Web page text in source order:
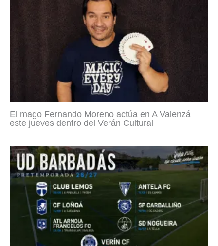
El mago Fernando Moreno actúa en A Valenzá
este jueves dentro del Verán Cultural